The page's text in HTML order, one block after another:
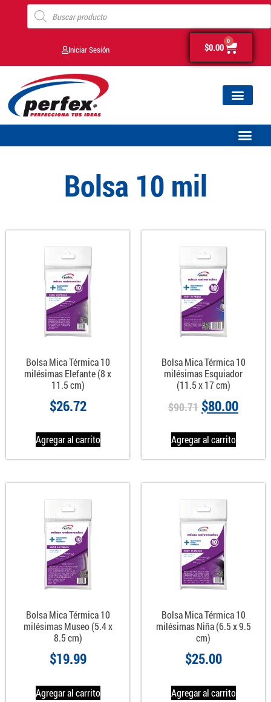
Iniciar Sesión $0.00
0
Bolsa 10 mil
Bolsa Mica Térmica 10
milésimas Elefante (8 x
11.5 cm)
$26.72
Agregar al carrito
Bolsa Mica Térmica 10
milésimas Esquiador
(11.5 x 17 cm)
$90.71 $80.00
Agregar al carrito
Bolsa Mica Térmica 10
milésimas Museo (5.4 x
8.5 cm)
$19.99
Agregar al carrito
Bolsa Mica Térmica 10
milésimas Niña (6.5 x 9.5
cm)
$25.00
Agregar al carrito